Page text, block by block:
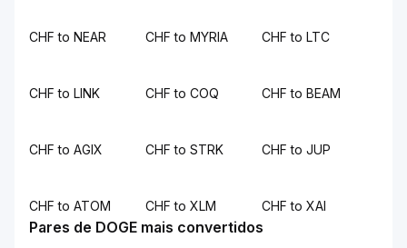
CHF to NEAR CHF to MYRIA CHF to LTC
CHF to LINK CHF to COQ CHF to BEAM
CHF to AGIX CHF to STRK CHF to JUP
CHF to ATOM CHF to XLM CHF to XAI
Pares de DOGE mais convertidos